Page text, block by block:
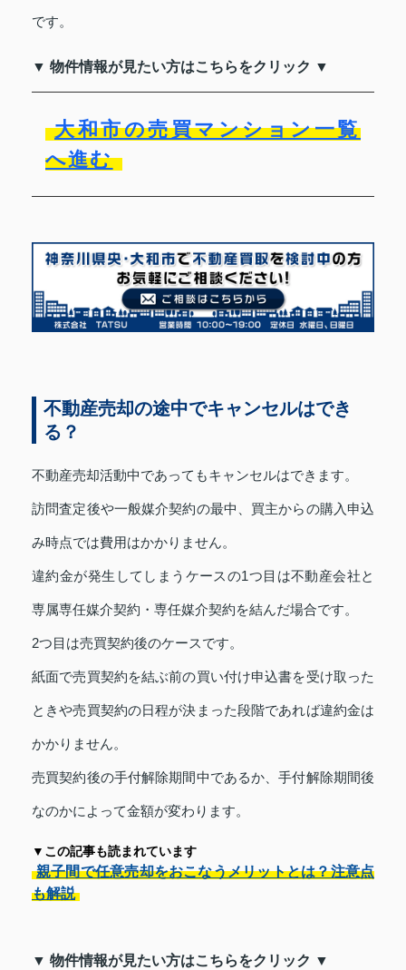
です。
▼ 物件情報が見たい方はこちらをクリック ▼
大和市の売買マンション一覧
へ進む
不動産売却の途中でキャンセルはでき
る？
不動産売却活動中であってもキャンセルはできます。
訪問査定後や一般媒介契約の最中、買主からの購入申込
み時点では費用はかかりません。
違約金が発生してしまうケースの1つ目は不動産会社と
専属専任媒介契約・専任媒介契約を結んだ場合です。
2つ目は売買契約後のケースです。
紙面で売買契約を結ぶ前の買い付け申込書を受け取った
ときや売買契約の日程が決まった段階であれば違約金は
かかりません。
売買契約後の手付解除期間中であるか、手付解除期間後
なのかによって金額が変わります。
▼この記事も読まれています
親子間で任意売却をおこなうメリットとは？注意点
も解説
▼ 物件情報が見たい方はこちらをクリック ▼